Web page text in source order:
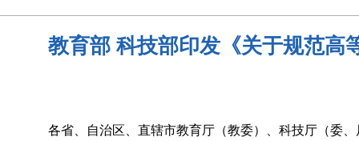
教育部 科技部印发《关于规范高
各省、自治区、直辖市教育厅（教委）、科技厅（委